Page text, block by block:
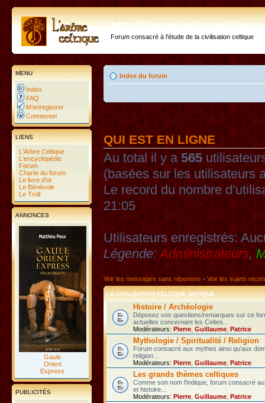
http://forum.arbre-
Forum consacré à l'étude de la civilisation celtique
MENU
Index
FAQ
M’enregistrer
Connexion
LIENS
L'Arbre Celtique
L'encyclopédie
Forum
Charte du forum
Le livre d'or
Le Bénévole
Le Troll
ANNONCES
Gaule
Orient
Express
PUBLICITÉS
Index du forum
QUI EST EN LIGNE
Au total il y a565
(basées sur les utilisateurs
Le record du nombre
21:05
Utilisateurs enregistrés:
Légende:Administrateurs,
Voir les messages sans réponses•Voir les sujets
LA CIVILISATION CELTIQUE ANTIQUE
Histoire / Archéologie
Déposez vos questions/remarques sur ce
actuelles concernant les Celtes...
Modérateurs: Pierre Guillaume Patrice
Mythologie / Spiritualité / Religion
Forum consacré aux mythes ainsi qu'aux
religion...
Modérateurs: Pierre Guillaume Patrice
Les grands thèmes celtiques
Comme son nom l'indique, forum consacré
et histoire...
Modérateurs: Pierre Guillaume Patrice